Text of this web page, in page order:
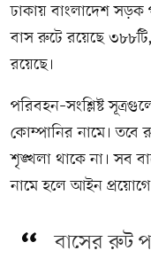
ঢাকায় বাংলাদেশ
বাস রুটে রয়েছে
রয়েছে।
পরিবহন–সংশ্লিষ্ট
কোম্পানির নামে। তবে
শৃঙ্খলা থাকে না। সব
নামে হলে আইন
বাসের রুট